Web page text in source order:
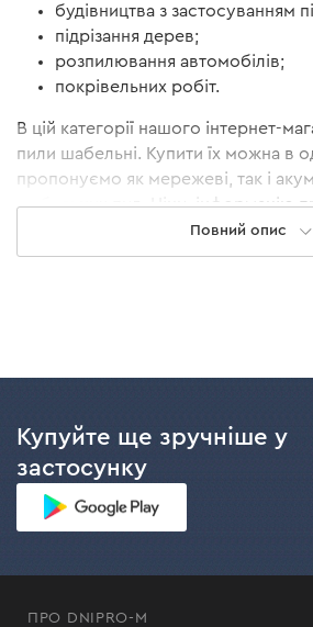
будівництва з застосуванням
підрізання дерев;
розпилювання автомобілів;
покрівельних робіт.
В цій категорії нашого інтернет-
пили шабельні. Купити їх можна в
пропонуємо як мережеві, так і
шабельних пил. Ціни, інформацію
параметри пил можна знайти прямо
Кожна модель електроножівок
Переваги шабельних
Мідна обмотка двигуна
експлуатаційний термін.
Тришарове покриття лаком,
до 200°С, дозволяє двигуну
можливість обійтися без
Повний опис
Купуйте ще зручніше у
застосунку
ПРО DNIPRO-M